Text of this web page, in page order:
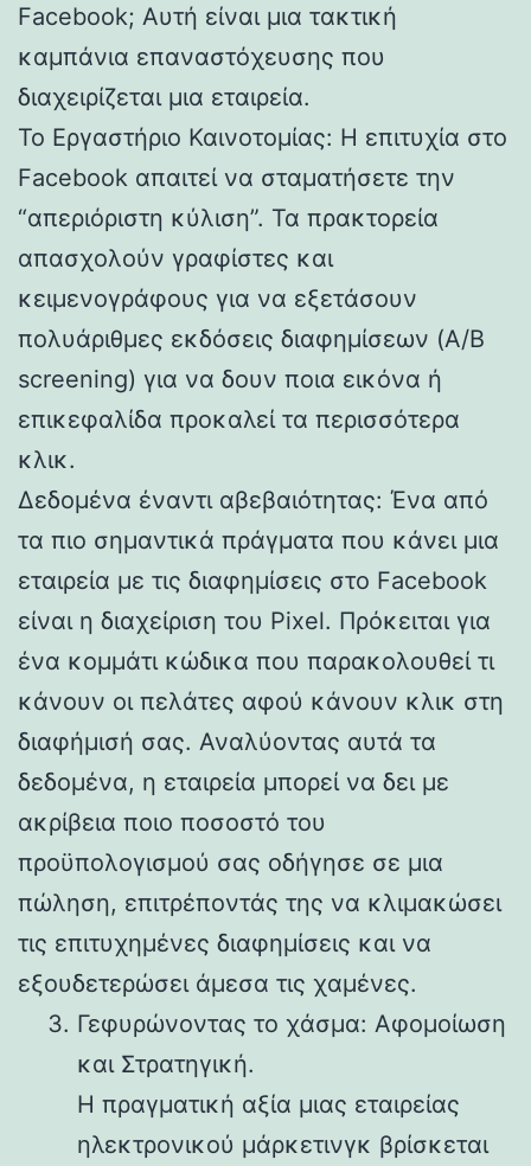
Facebook; Αυτή είναι μια τακτική
καμπάνια επαναστόχευσης που
διαχειρίζεται μια εταιρεία.
Το Εργαστήριο Καινοτομίας: Η επιτυχία στο
Facebook απαιτεί να σταματήσετε την
“απεριόριστη κύλιση”. Τα πρακτορεία
απασχολούν γραφίστες και
κειμενογράφους για να εξετάσουν
πολυάριθμες εκδόσεις διαφημίσεων (A/B
screening) για να δουν ποια εικόνα ή
επικεφαλίδα προκαλεί τα περισσότερα
κλικ.
Δεδομένα έναντι αβεβαιότητας: Ένα από
τα πιο σημαντικά πράγματα που κάνει μια
εταιρεία με τις διαφημίσεις στο Facebook
είναι η διαχείριση του Pixel. Πρόκειται για
ένα κομμάτι κώδικα που παρακολουθεί τι
κάνουν οι πελάτες αφού κάνουν κλικ στη
διαφήμισή σας. Αναλύοντας αυτά τα
δεδομένα, η εταιρεία μπορεί να δει με
ακρίβεια ποιο ποσοστό του
προϋπολογισμού σας οδήγησε σε μια
πώληση, επιτρέποντάς της να κλιμακώσει
τις επιτυχημένες διαφημίσεις και να
εξουδετερώσει άμεσα τις χαμένες.
Γεφυρώνοντας το χάσμα: Αφομοίωση
και Στρατηγική.
Η πραγματική αξία μιας εταιρείας
ηλεκτρονικού μάρκετινγκ βρίσκεται